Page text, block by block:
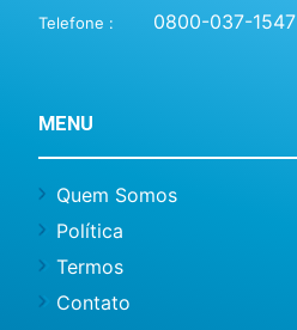
Telefone : 0800-037-1547
MENU
Quem Somos
Política
Termos
Contato